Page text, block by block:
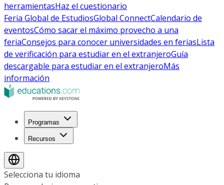
herramientasHaz el cuestionario
Feria Global de EstudiosGlobal ConnectCalendario de
eventosCómo sacar el máximo provecho a una
feriaConsejos para conocer universidades en feriasLista
de verificación para estudiar en el extranjeroGuía
descargable para estudiar en el extranjeroMás
información
Programas
Recursos
Selecciona tu idioma